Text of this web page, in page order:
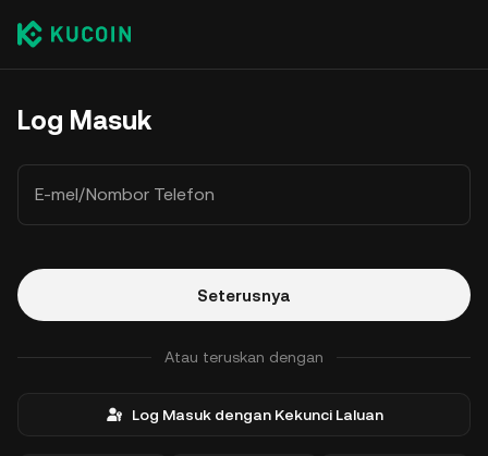
Log Masuk
E-mel/Nombor Telefon
Seterusnya
Atau teruskan dengan
Log Masuk dengan Kekunci Laluan